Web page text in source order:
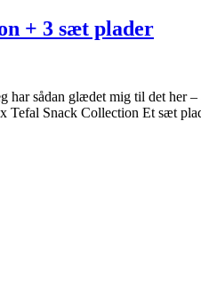
+ 3 sæt plader
sådan glædet mig til det her
Tefal Snack Collection Et sæt